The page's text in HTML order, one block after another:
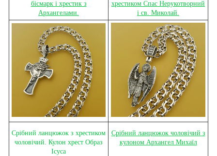
бісмарк і хрестик з
Архангелами.
хрестиком Спас Нерукотворний
і св. Миколай.
Срібний ланцюжок з хрестиком
чоловічий. Кулон хрест Образ
Ісуса
Срібний ланцюжок чоловічий з
кулоном Архангел Михаїл